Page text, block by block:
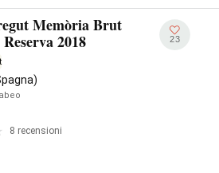
Memòria Brut
2018
8 recensioni
23